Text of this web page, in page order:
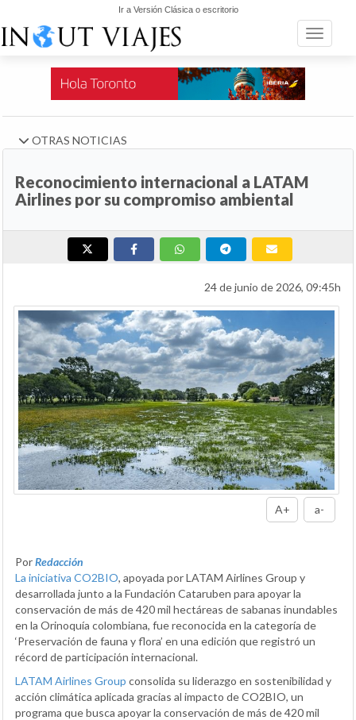
Ir a Versión Clásica o escritorio
Toggle
OTRAS NOTICIAS
Reconocimiento internacional a LATAM
Airlines por su compromiso ambiental
24 de junio de 2026, 09:45h
A+ a-
PorRedacción
La iniciativa CO2BIO, apoyada por LATAM Airlines Group y
desarrollada junto a la Fundación Cataruben para apoyar la
conservación de más de 420 mil hectáreas de sabanas inundables
en la Orinoquía colombiana, fue reconocida en la categoría de
‘Preservación de fauna y flora’ en una edición que registró un
récord de participación internacional.
LATAM Airlines Group consolida su liderazgo en sostenibilidad y
acción climática aplicada gracias al impacto de CO2BIO, un
programa que busca apoyar la conservación de más de 420 mil